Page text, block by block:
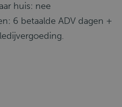
huis: nee
6 betaalde ADV dagen +